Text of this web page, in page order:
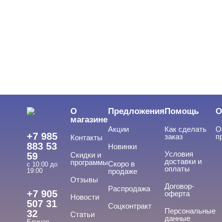
+7 985
883 53
59
с 10:00 до
19:00
+7 905
507 31
32
О
магазине
Контакты
Скидки и
программы
Отзывы
Новости
Статьи
Предложения
Акции
Новинки
Скоро в
продаже
Распродажа
Соцконтракт
Помощь
Как сделать
заказ
Условия
доставки и
оплаты
Договор-
оферта
Персональные
данные